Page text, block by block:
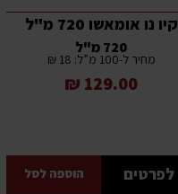
קיו נו אומאשו 720 מ"ל
720 מ"ל
מחיר ל-100 מ”ל: 18 ₪
129.00 ₪
לפרטים הוספה לסל